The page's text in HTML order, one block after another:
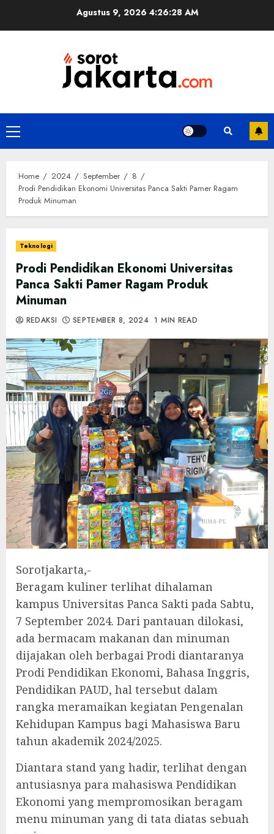
Agustus 9, 2026 4:26:29 AM
Primary
Menu
Home 2024 September
8
Prodi Pendidikan Ekonomi Universitas Panca Sakti Pamer Ragam
Produk Minuman
Teknologi
Prodi Pendidikan Ekonomi Universitas
Panca Sakti Pamer Ragam Produk
Minuman
REDAKSI SEPTEMBER 8, 2024 1 MIN READ
Sorotjakarta,-
Beragam kuliner terlihat dihalaman
kampus Universitas Panca Sakti pada Sabtu,
7 September 2024. Dari pantauan dilokasi,
ada bermacam makanan dan minuman
dijajakan oleh berbagai Prodi diantaranya
Prodi Pendidikan Ekonomi, Bahasa Inggris,
Pendidikan PAUD, hal tersebut dalam
rangka meramaikan kegiatan Pengenalan
Kehidupan Kampus bagi Mahasiswa Baru
tahun akademik 2024/2025.
Diantara stand yang hadir, terlihat dengan
antusiasnya para mahasiswa Pendidikan
Ekonomi yang mempromosikan beragam
menu minuman yang di tata diatas sebuah